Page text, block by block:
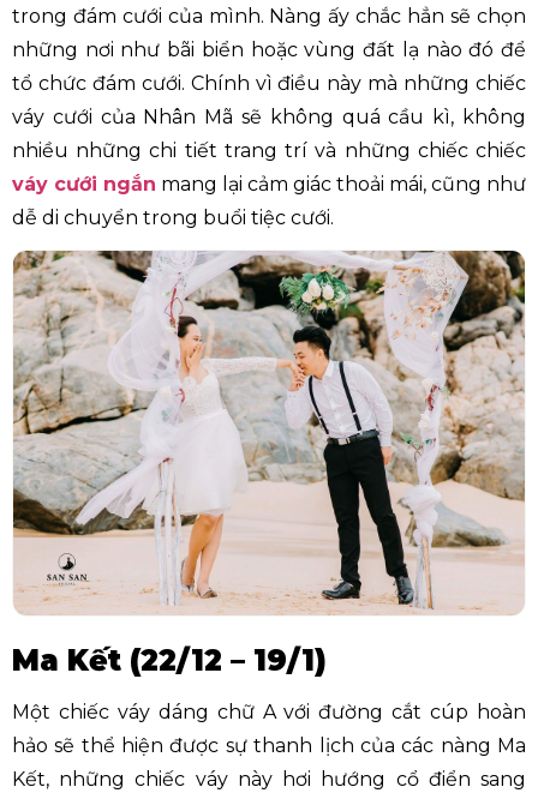
trong đám cưới của mình. Nàng ấy chắc hẳn sẽ chọn
những nơi như bãi biển hoặc vùng đất lạ nào đó để
tổ chức đám cưới. Chính vì điều này mà những chiếc
váy cưới của Nhân Mã sẽ không quá cầu kì, không
nhiều những chi tiết trang trí và những chiếc chiếc
váy cưới ngắn mang lại cảm giác thoải mái, cũng như
dễ di chuyển trong buổi tiệc cưới.
Ma Kết (22/12 – 19/1)
Một chiếc váy dáng chữ A với đường cắt cúp hoàn
hảo sẽ thể hiện được sự thanh lịch của các nàng Ma
Kết, những chiếc váy này hơi hướng cổ điển sang